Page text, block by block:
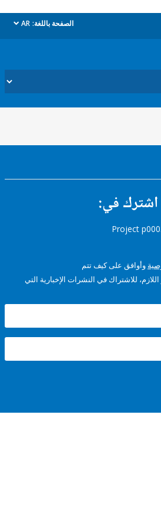
الصفحة باللغة: AR
dropdown
في:
على كيف تتم
في النشرات الإخبارية التي